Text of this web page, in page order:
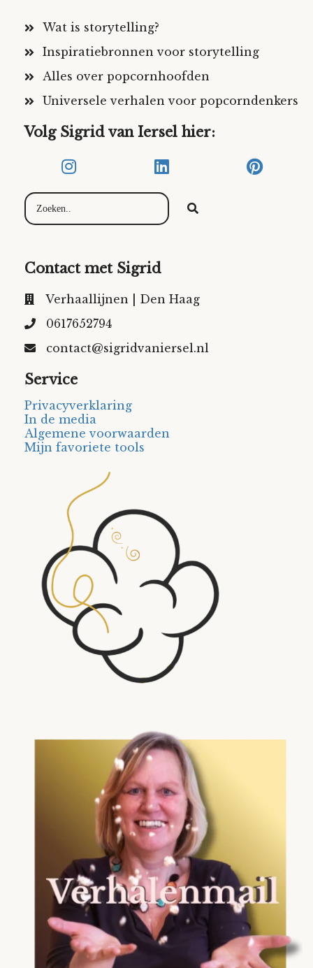
Wat is storytelling?
Inspiratiebronnen voor storytelling
Alles over popcornhoofden
Universele verhalen voor popcorndenkers
Volg Sigrid van Iersel hier:
Contact met Sigrid
Verhaallijnen | Den Haag
0617652794
contact@sigridvaniersel.nl
Service
Privacyverklaring
In de media
Algemene voorwaarden
Mijn favoriete tools